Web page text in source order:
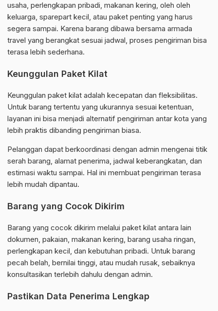
usaha, perlengkapan pribadi, makanan kering, oleh oleh
keluarga, sparepart kecil, atau paket penting yang harus
segera sampai. Karena barang dibawa bersama armada
travel yang berangkat sesuai jadwal, proses pengiriman bisa
terasa lebih sederhana.
Keunggulan Paket Kilat
Keunggulan paket kilat adalah kecepatan dan fleksibilitas.
Untuk barang tertentu yang ukurannya sesuai ketentuan,
layanan ini bisa menjadi alternatif pengiriman antar kota yang
lebih praktis dibanding pengiriman biasa.
Pelanggan dapat berkoordinasi dengan admin mengenai titik
serah barang, alamat penerima, jadwal keberangkatan, dan
estimasi waktu sampai. Hal ini membuat pengiriman terasa
lebih mudah dipantau.
Barang yang Cocok Dikirim
Barang yang cocok dikirim melalui paket kilat antara lain
dokumen, pakaian, makanan kering, barang usaha ringan,
perlengkapan kecil, dan kebutuhan pribadi. Untuk barang
pecah belah, bernilai tinggi, atau mudah rusak, sebaiknya
konsultasikan terlebih dahulu dengan admin.
Pastikan Data Penerima Lengkap